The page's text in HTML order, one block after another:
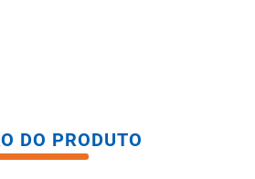
DO PRODUTO